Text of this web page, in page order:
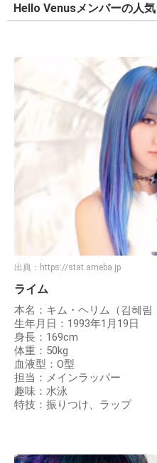
Hello Venusメンバーの人
出典： https://stat.ameba.jp
ライム
本名：キム・ヘリム（김혜림
生年月日：1993年1月19日
身長：169cm
体重：50kg
血液型：O型
担当：メインラッパー
趣味：水泳
特技：振りつけ、ラップ